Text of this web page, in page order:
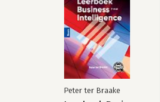
Peter ter Braake